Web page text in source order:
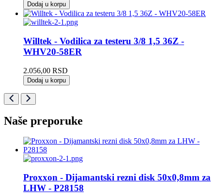
Dodaj u korpu
Willtek - Vodilica za testeru 3/8 1,5 36Z -
WHV20-58ER
2.056,00 RSD
Dodaj u korpu
Naše preporuke
Proxxon - Dijamantski rezni disk 50x0,8mm za
LHW - P28158